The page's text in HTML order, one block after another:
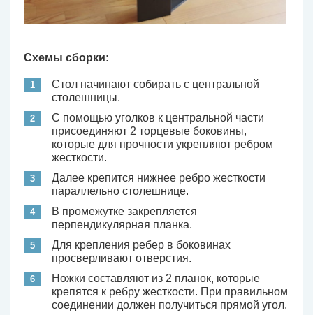
Схемы сборки:
Стол начинают собирать с центральной
столешницы.
С помощью уголков к центральной части
присоединяют 2 торцевые боковины,
которые для прочности укрепляют ребром
жесткости.
Далее крепится нижнее ребро жесткости
параллельно столешнице.
В промежутке закрепляется
перпендикулярная планка.
Для крепления ребер в боковинах
просверливают отверстия.
Ножки составляют из 2 планок, которые
крепятся к ребру жесткости. При правильном
соединении должен получиться прямой угол.